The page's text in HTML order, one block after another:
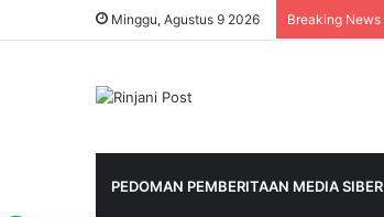
Minggu, Agustus 9 2026 Breaking News
PEDOMAN PEMBERITAAN MEDIA SIBER